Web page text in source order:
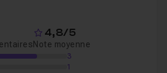
4,8/5
Note moyenne
3
1